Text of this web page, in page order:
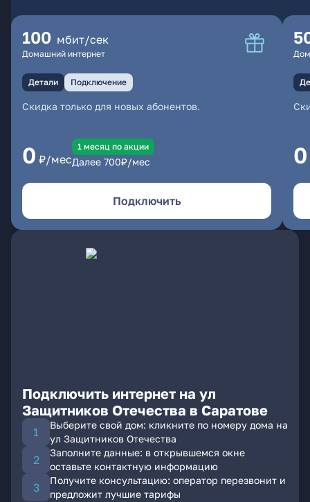
100 мбит/сек
Домашний интернет
Детали Подключение
Скидка только для новых абонентов.
0 ₽/мес
1 месяц по акции
Далее 700₽/мес
Подключить
0
Подключить интернет на ул
Защитников Отечества в Саратове
Выберите свой дом: кликните по номеру дома на
ул Защитников Отечества
Заполните данные: в открывшемся окне
оставьте контактную информацию
Получите консультацию: оператор перезвонит и
предложит лучшие тарифы